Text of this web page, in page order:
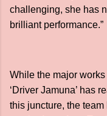
challenging, she has
brilliant performance.”
While the major
‘Driver Jamuna’ has
this juncture, the